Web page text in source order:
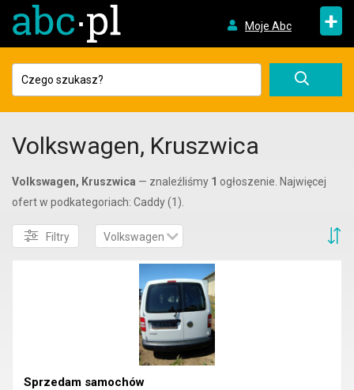
Moje Abc +
Volkswagen, Kruszwica
Volkswagen, Kruszwica — znaleźliśmy 1 ogłoszenie. Najwięcej
ofert w podkategoriach: Caddy (1).
Filtry Volkswagen
Sprzedam samochów